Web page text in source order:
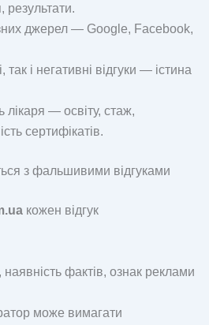
результати.
джерел — Google, Facebook,
так і негативні відгуки — істина
лікаря — освіту, стаж,
сертифікатів.
з фальшивими відгуками
кожен відгук
наявність фактів, ознак реклами
може вимагати